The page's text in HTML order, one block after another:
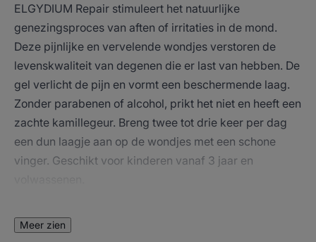
ELGYDIUM Repair stimuleert het natuurlijke
genezingsproces van aften of irritaties in de mond.
Deze pijnlijke en vervelende wondjes verstoren de
levenskwaliteit van degenen die er last van hebben. De
gel verlicht de pijn en vormt een beschermende laag.
Zonder parabenen of alcohol, prikt het niet en heeft een
zachte kamillegeur. Breng twee tot drie keer per dag
een dun laagje aan op de wondjes met een schone
vinger. Geschikt voor kinderen vanaf 3 jaar en
Voordeel
Meer zien